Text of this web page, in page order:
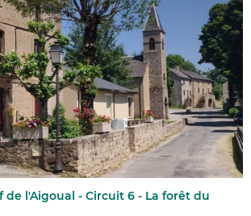
de l'Aigoual - Circuit 6 - La forêt du